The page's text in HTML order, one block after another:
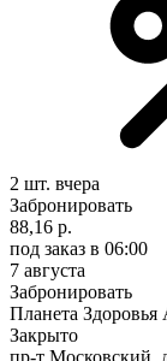
2 шт. вчера
Забронировать
88,16 р.
под заказ в 06:00
7 августа
Забронировать
Планета
Закрыто
пр-т Московский,